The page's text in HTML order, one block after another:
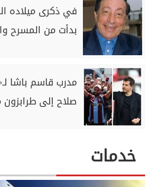
بدأت من المسرح
مدرب قاسم باشا
صلاح إلى طرابزون
خدمات